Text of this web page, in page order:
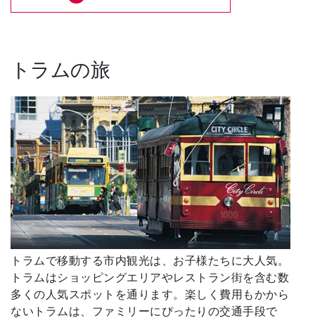
トラムの旅
トラムで移動する市内観光は、お子様たちに大人気。
トラムはショッピングエリアやレストラン街を含む数
多くの人気スポットを通ります。楽しく費用もかから
ないトラムは、ファミリーにぴったりの交通手段で